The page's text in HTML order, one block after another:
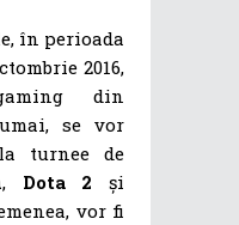
în perioada
2016,
din
se vor
turnee de
, Dota 2 și
vor fi